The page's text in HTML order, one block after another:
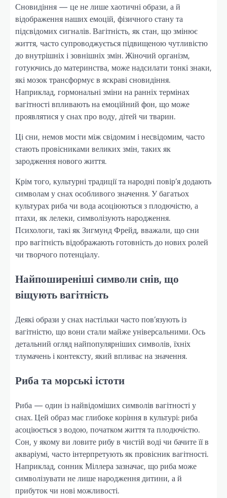
Сновидіння — це не лише хаотичні образи, а й
відображення наших емоцій, фізичного стану та
підсвідомих сигналів. Вагітність, як стан, що змінює
життя, часто супроводжується підвищеною чутливістю
до внутрішніх і зовнішніх змін. Жіночий організм,
готуючись до материнства, може надсилати тонкі знаки,
які мозок трансформує в яскраві сновидіння.
Наприклад, гормональні зміни на ранніх термінах
вагітності впливають на емоційний фон, що може
проявлятися у снах про воду, дітей чи тварин.
Ці сни, немов мости між свідомим і несвідомим, часто
стають провісниками великих змін, таких як
зародження нового життя.
Крім того, культурні традиції та народні повір’я додають
символам у снах особливого значення. У багатьох
культурах риба чи вода асоціюються з плодючістю, а
птахи, як лелеки, символізують народження.
Психологи, такі як Зигмунд Фрейд, вважали, що сни
про вагітність відображають готовність до нових ролей
чи творчого потенціалу.
Найпоширеніші символи снів, що
віщують вагітність
Деякі образи у снах настільки часто пов’язують із
вагітністю, що вони стали майже універсальними. Ось
детальний огляд найпопулярніших символів, їхніх
тлумачень і контексту, який впливає на значення.
Риба та морські істоти
Риба — один із найвідоміших символів вагітності у
снах. Цей образ має глибоке коріння в культурі: риба
асоціюється з водою, початком життя та плодючістю.
Сон, у якому ви ловите рибу в чистій воді чи бачите її в
акваріумі, часто інтерпретують як провісник вагітності.
Наприклад, сонник Міллера зазначає, що риба може
символізувати не лише народження дитини, а й
прибуток чи нові можливості.